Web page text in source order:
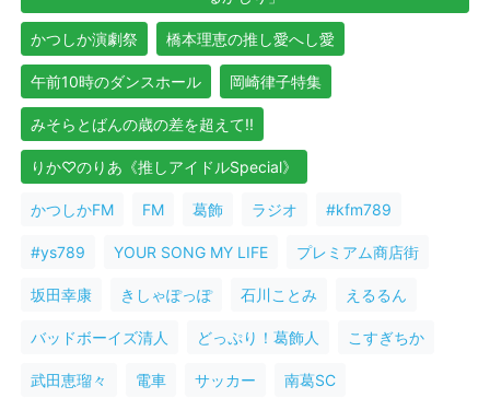
かつしか演劇祭 橋本理恵の推し愛へし愛
午前10時のダンスホール 岡崎律子特集
みそらとばんの歳の差を超えて!!
りか♡のりあ《推しアイドルSpecial》
かつしかFM FM 葛飾 ラジオ #kfm789
#ys789 YOUR SONG MY LIFE プレミアム商店街
坂田幸康 きしゃぽっぽ 石川ことみ えるるん
バッドボーイズ清人 どっぷり！葛飾人 こすぎちか
武田恵瑠々 電車 サッカー 南葛SC